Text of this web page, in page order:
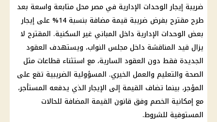
ضريبة إيجار الوحدات الإدارية في مصر محل متابعة واسعة بعد
طرح مقترح بفرض ضريبة قيمة مضافة بنسبة 14% على إيجار
بعض الوحدات الإدارية داخل المباني غير السكنية. المقترح لا
يزال قيد المناقشة داخل مجلس النواب، ويستهدف العقود
الجديدة فقط دون العقود السارية، مع استثناء قطاعات مثل
الصحة والتعليم والعمل الخيري. المسؤولية الضريبية تقع على
المؤجر، بينما تضاف القيمة إلى الإيجار الذي يدفعه المستأجر،
مع إمكانية الخصم وفق قانون القيمة المضافة للحالات
المستوفية للشروط.